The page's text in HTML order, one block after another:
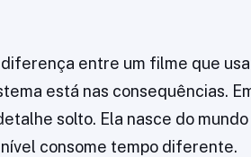
entre um filme que
está nas consequências.
solto. Ela nasce do
consome tempo diferente.